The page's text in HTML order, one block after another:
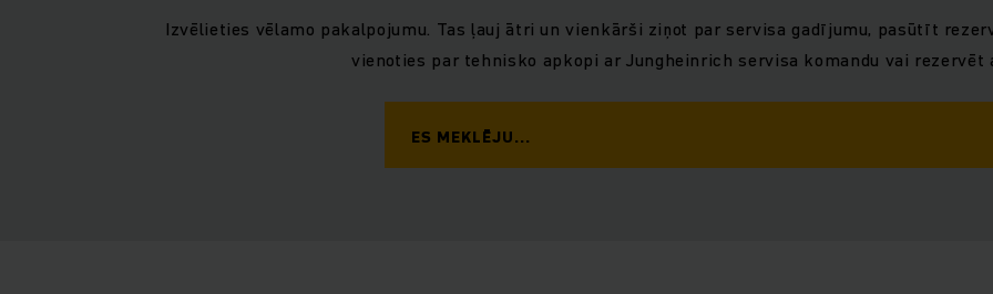
Izvēlieties vēlamo pakalpojumu. Tas ļauj ātri un vienkārši ziņot par servisa gadījumu, pasūtīt
vienoties par tehnisko apkopi ar Jungheinrich servisa komandu vai rezervēt
ES MEKLĒJU...